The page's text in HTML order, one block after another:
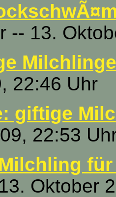
-- 13.
22:46 Uhr
giftige
22:53
13. Oktober